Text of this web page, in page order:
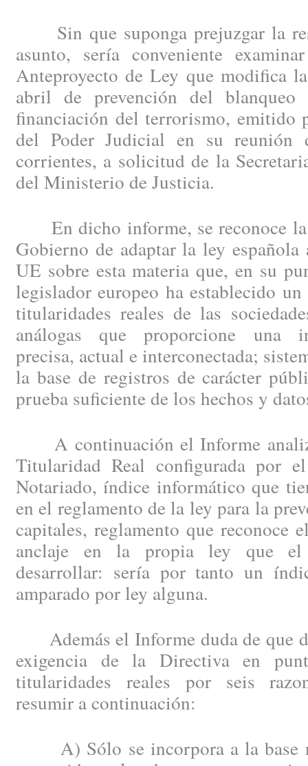
Sin que suponga prejuzgar la
asunto, sería conveniente
Anteproyecto de Ley que modifica
abril de prevención del
financiación del terrorismo, emitido
del Poder Judicial en su
corrientes, a solicitud de la
del Ministerio de Justicia.
En dicho informe, se reconoce la
Gobierno de adaptar la ley
UE sobre esta materia que, en su
legislador europeo ha establecido
titularidades reales de las
análogas que proporcione una
precisa, actual e interconectada;
la base de registros de carácter
prueba suficiente de los hechos y
A continuación el Informe
Titularidad Real configurada por
Notariado, índice informático que
en el reglamento de la ley para la
capitales, reglamento que reconoce
anclaje en la propia ley que el
desarrollar: sería por tanto un
amparado por ley alguna.
Además el Informe duda de que
exigencia de la Directiva en
titularidades reales por seis
resumir a continuación:
A) Sólo se incorpora a la base